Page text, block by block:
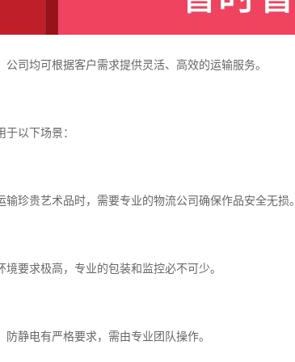
司均可根据客户需求提供灵活、高效的运输服务。
以下场景：
珍贵艺术品时，需要专业的物流公司确保作品安全无损
要求极高，专业的包装和监控必不可少。
静电有严格要求，需由专业团队操作。